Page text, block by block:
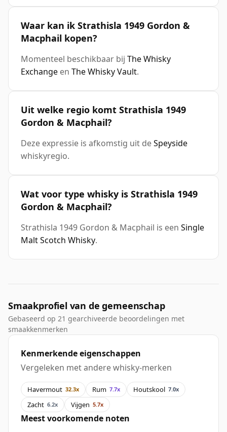
Waar kan ik Strathisla 1949 Gordon &
Macphail kopen?
Momenteel beschikbaar bij The Whisky
Exchange en The Whisky Vault.
Uit welke regio komt Strathisla 1949
Gordon & Macphail?
Deze expressie is afkomstig uit deSpeyside
whiskyregio.
Wat voor type whisky is Strathisla 1949
Gordon & Macphail?
Strathisla 1949 Gordon & Macphail is een Single
Malt Scotch Whisky.
Smaakprofiel van de gemeenschap
Gebaseerd op 21 gearchiveerde beoordelingen met
smaakkenmerken
Kenmerkende eigenschappen
Vergeleken met andere whisky-merken
Havermout 32.3x Rum 7.7x Houtskool 7.0x
Zacht 6.2x Vijgen 5.7x
Meest voorkomende noten